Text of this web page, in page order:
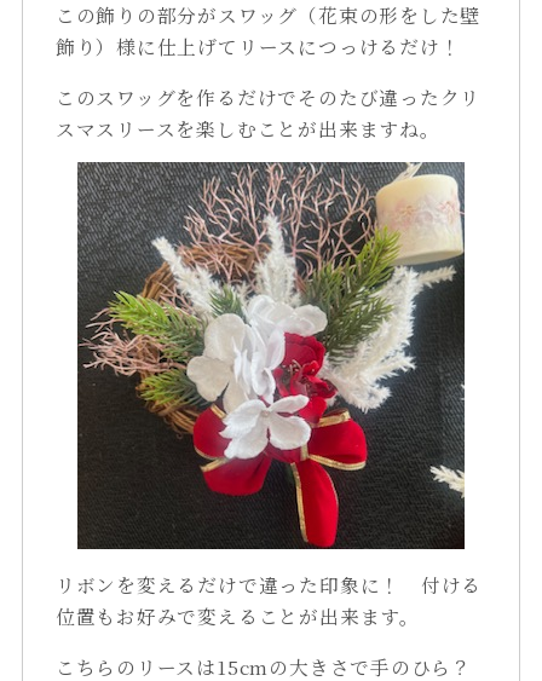
この飾りの部分がスワッグ（花束の形をした壁
飾り）様に仕上げてリースにつっけるだけ！
このスワッグを作るだけでそのたび違ったクリ
スマスリースを楽しむことが出来ますね。
リボンを変えるだけで違った印象に！ 付ける
位置もお好みで変えることが出来ます。
こちらのリースは15cmの大きさで手のひら？